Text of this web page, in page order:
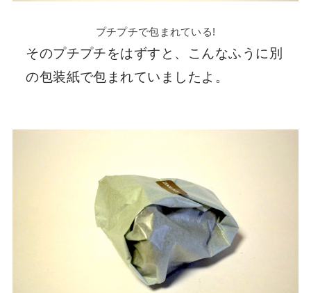
プチプチで包まれている!
そのプチプチをはずすと、こんなふうに別
の包装紙で包まれていましたよ。